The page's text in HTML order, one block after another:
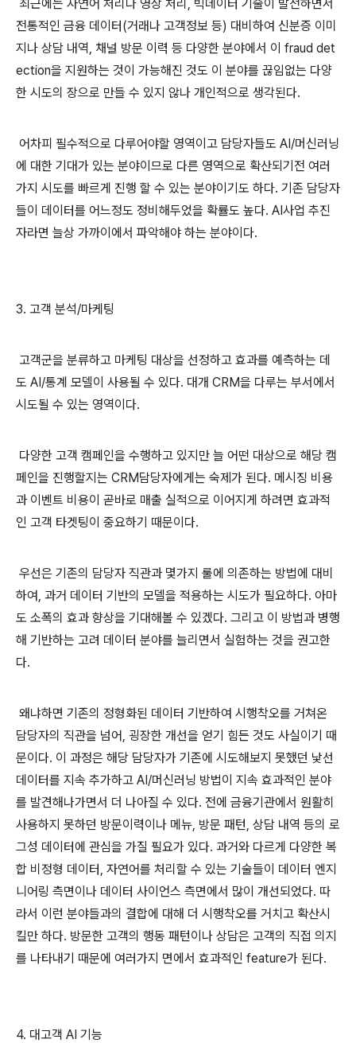
최근에는 자연어 처리나 영상 처리, 빅데이터 기술이 발전하면서
전통적인 금융 데이터(거래나 고객정보 등) 대비하여 신분증 이미
지나 상담 내역, 채널 방문 이력 등 다양한 분야에서 이 fraud det
ection을 지원하는 것이 가능해진 것도 이 분야를 끊임없는 다양
한 시도의 장으로 만들 수 있지 않나 개인적으로 생각된다.
어차피 필수적으로 다루어야할 영역이고 담당자들도 AI/머신러닝
에 대한 기대가 있는 분야이므로 다른 영역으로 확산되기전 여러
가지 시도를 빠르게 진행 할 수 있는 분야이기도 하다. 기존 담당자
들이 데이터를 어느정도 정비해두었을 확률도 높다. AI사업 추진
자라면 늘상 가까이에서 파악해야 하는 분야이다.
3. 고객 분석/마케팅
고객군을 분류하고 마케팅 대상을 선정하고 효과를 예측하는 데
도 AI/통계 모델이 사용될 수 있다. 대개 CRM을 다루는 부서에서
시도될 수 있는 영역이다.
다양한 고객 캠페인을 수행하고 있지만 늘 어떤 대상으로 해당 캠
페인을 진행할지는 CRM담당자에게는 숙제가 된다. 메시징 비용
과 이벤트 비용이 곧바로 매출 실적으로 이어지게 하려면 효과적
인 고객 타겟팅이 중요하기 때문이다.
우선은 기존의 담당자 직관과 몇가지 룰에 의존하는 방법에 대비
하여, 과거 데이터 기반의 모델을 적용하는 시도가 필요하다. 아마
도 소폭의 효과 향상을 기대해볼 수 있겠다. 그리고 이 방법과 병행
해 기반하는 고려 데이터 분야를 늘리면서 실험하는 것을 권고한
다.
왜냐하면 기존의 정형화된 데이터 기반하여 시행착오를 거쳐온
담당자의 직관을 넘어, 굉장한 개선을 얻기 힘든 것도 사실이기 때
문이다. 이 과정은 해당 담당자가 기존에 시도해보지 못했던 낯선
데이터를 지속 추가하고 AI/머신러닝 방법이 지속 효과적인 분야
를 발견해나가면서 더 나아질 수 있다. 전에 금융기관에서 원활히
사용하지 못하던 방문이력이나 메뉴, 방문 패턴, 상담 내역 등의 로
그성 데이터에 관심을 가질 필요가 있다. 과거와 다르게 다양한 복
합 비정형 데이터, 자연어를 처리할 수 있는 기술들이 데이터 엔지
니어링 측면이나 데이터 사이언스 측면에서 많이 개선되었다. 따
라서 이런 분야들과의 결합에 대해 더 시행착오를 거치고 확산시
킬만 하다. 방문한 고객의 행동 패턴이나 상담은 고객의 직접 의지
를 나타내기 때문에 여러가지 면에서 효과적인 feature가 된다.
4. 대고객 AI 기능